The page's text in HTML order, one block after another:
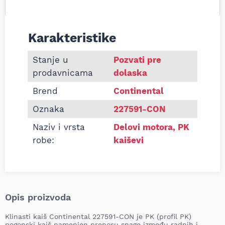
Informacije o Klinasti kaiš Continental 227591-
Karakteristike
Stanje u
prodavnicama
Pozvati pre
dolaska
Brend
Continental
Oznaka
227591-CON
Naziv i vrsta
robe:
Delovi motora, PK
kaiševi
Opis proizvoda
Klinasti kaiš Continental 227591-CON je PK (profil PK)